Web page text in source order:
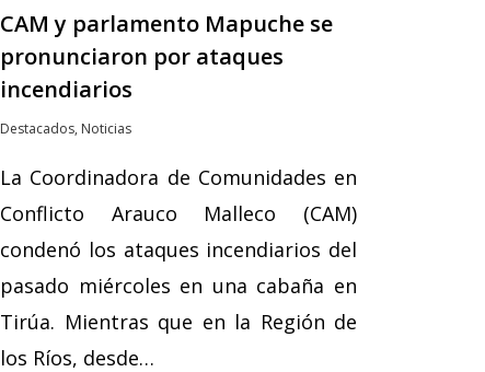
CAM y parlamento Mapuche se
pronunciaron por ataques
incendiarios
Destacados, Noticias
La Coordinadora de Comunidades en
Conflicto Arauco Malleco (CAM)
condenó los ataques incendiarios del
pasado miércoles en una cabaña en
Tirúa. Mientras que en la Región de
los Ríos, desde…